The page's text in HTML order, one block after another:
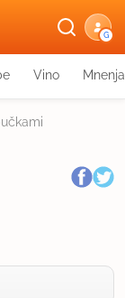
G
Vino Mnenja